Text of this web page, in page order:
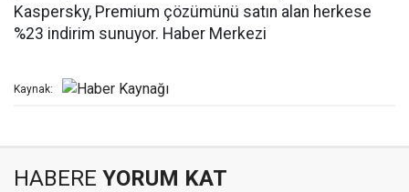
Kaspersky, Premium çözümünü satın alan herkese
%23 indirim sunuyor. Haber Merkezi
Kaynak:
HABERE YORUM KAT